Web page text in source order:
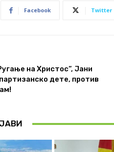
Facebook Twitter
на Христос“, Јани
дете, против